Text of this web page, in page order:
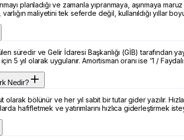
planladığı ve zamanla yıpranmaya, aşınmaya
maliyetini tek seferde değil, kullanıldığı yıllar
süredir ve Gelir İdaresi Başkanlığı (GİB) tarafından
5 yıl olarak uygulanır. Amortisman oranı ise '1 /
Nedir?
bölünür ve her yıl sabit bir tutar gider yazılır.
hafifletmek ve yatırımlarını hızlıca giderleştirmek